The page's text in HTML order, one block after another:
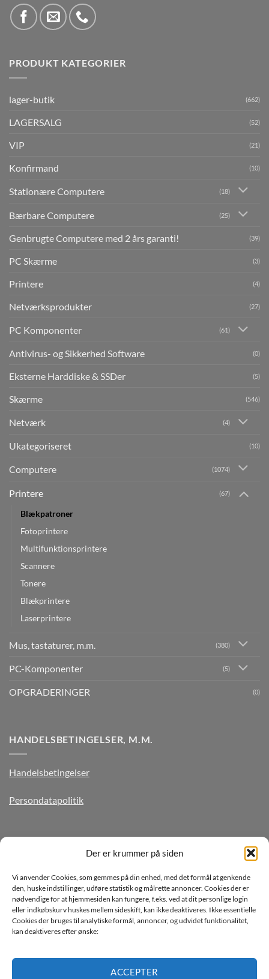
Der er krummer på siden
Vi anvender Cookies, som gemmes på din enhed, med det formål at genkende
den, huske indstillinger, udføre statistik og målrette annoncer. Cookies der er
nødvendige for at hjemmesiden kan fungere, f.eks. ved at dit personlige login
eller indkøbskurv huskes mellem sideskift, kan ikke deaktiveres. Ikke essentielle
Cookies der bruges til analytiske formål, annoncer, og udvidet funktionalitet,
kan deaktiveres efter ønske:
ACCEPTER
PRODUKT KATEGORIER
lager-butik (662)
LAGERSALG (52)
VIP (21)
Konfirmand (10)
Stationære Computere (18)
Bærbare Computere (25)
Genbrugte Computere med 2 års garanti! (39)
PC Skærme (3)
Printere (4)
Netværksprodukter (27)
PC Komponenter (61)
Antivirus- og Sikkerhed Software (0)
Eksterne Harddiske & SSDer (5)
Skærme (546)
Netværk (4)
Ukategoriseret (10)
Computere (1074)
Printere (67)
Blækpatroner
Fotoprintere
Multifunktionsprintere
Scannere
Tonere
Blækprintere
Laserprintere
Mus, tastaturer, m.m. (380)
PC-Komponenter (5)
OPGRADERINGER (0)
HANDELSBETINGELSER, M.M.
Handelsbetingelser
Persondatapolitik
Læs vores Persondatapolitik